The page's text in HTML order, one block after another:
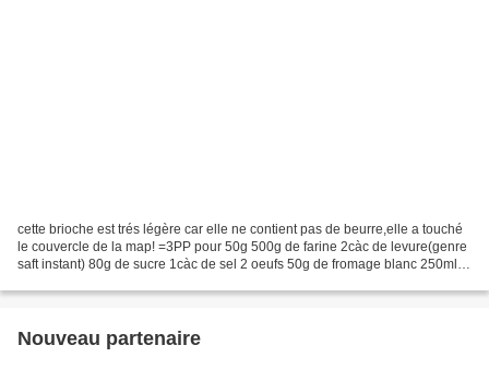
cette brioche est trés légère car elle ne contient pas de beurre,elle a touché
le couvercle de la map! =3PP pour 50g 500g de farine 2càc de levure(genre
saft instant) 80g de sucre 1càc de sel 2 oeufs 50g de fromage blanc 250ml
Nouveau partenaire